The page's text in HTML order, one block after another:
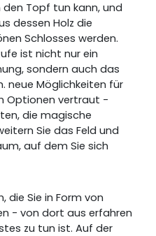
Topf tun kann, und
dessen Holz die
Schlosses werden.
ist nicht nur ein
sondern auch das
neue Möglichkeiten für
Optionen vertraut -
die magische
Sie das Feld und
auf dem Sie sich
die Sie in Form von
- von dort aus erfahren
zu tun ist. Auf der